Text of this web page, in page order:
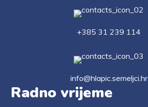
+385 31 239 114
info@hlapic.semeljci.hr
Radno vrijeme